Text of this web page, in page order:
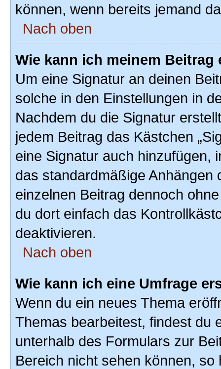
können, wenn bereits jemand
Nach oben
Wie kann ich meinem
Um eine Signatur an deinen
solche in den Einstellungen in
Nachdem du die Signatur
jedem Beitrag das Kästchen
eine Signatur auch hinzufügen,
das standardmäßige Anhängen
einzelnen Beitrag dennoch
du dort einfach das
deaktivieren.
Nach oben
Wie kann ich eine Umfrage
Wenn du ein neues Thema
Themas bearbeitest, findest du
unterhalb des Formulars zur
Bereich nicht sehen können,